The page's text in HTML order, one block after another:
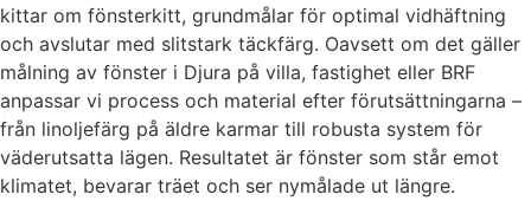
kittar om fönsterkitt, grundmålar för optimal vidhäftning
och avslutar med slitstark täckfärg. Oavsett om det gäller
målning av fönster i Djura på villa, fastighet eller BRF
anpassar vi process och material efter förutsättningarna –
från linoljefärg på äldre karmar till robusta system för
väderutsatta lägen. Resultatet är fönster som står emot
klimatet, bevarar träet och ser nymålade ut längre.